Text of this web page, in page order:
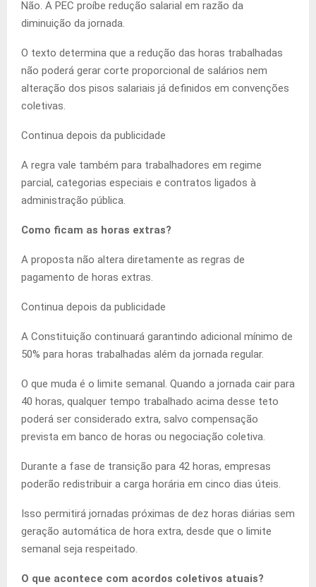
Não. A PEC proíbe redução salarial em razão da
diminuição da jornada.
O texto determina que a redução das horas trabalhadas
não poderá gerar corte proporcional de salários nem
alteração dos pisos salariais já definidos em convenções
coletivas.
Continua depois da publicidade
A regra vale também para trabalhadores em regime
parcial, categorias especiais e contratos ligados à
administração pública.
Como ficam as horas extras?
A proposta não altera diretamente as regras de
pagamento de horas extras.
Continua depois da publicidade
A Constituição continuará garantindo adicional mínimo de
50% para horas trabalhadas além da jornada regular.
O que muda é o limite semanal. Quando a jornada cair para
40 horas, qualquer tempo trabalhado acima desse teto
poderá ser considerado extra, salvo compensação
prevista em banco de horas ou negociação coletiva.
Durante a fase de transição para 42 horas, empresas
poderão redistribuir a carga horária em cinco dias úteis.
Isso permitirá jornadas próximas de dez horas diárias sem
geração automática de hora extra, desde que o limite
semanal seja respeitado.
O que acontece com acordos coletivos atuais?